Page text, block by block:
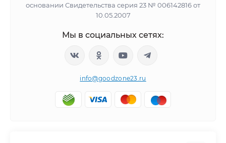
основании Свидетельства серия 23 № 006142816 от
10.05.2007
Мы в социальных сетях:
info@goodzone23.ru